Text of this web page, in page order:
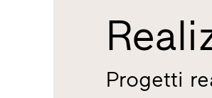
Progetti